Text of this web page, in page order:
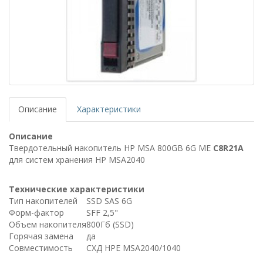
Описание Характеристики
Описание
Твердотельный накопитель HP MSA 800GB 6G ME C8R21A
для систем хранения HP MSA2040
Технические характеристики
Тип накопителей
SSD SAS 6G
Форм-фактор
SFF 2,5"
Объем накопителя800Гб (SSD)
Горячая замена
да
Совместимость
СХД HPE MSA2040/1040